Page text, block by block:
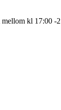
kl 17:00 -